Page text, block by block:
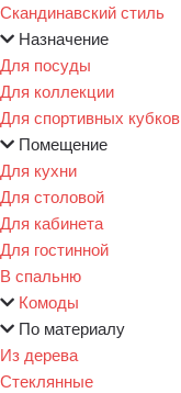
Скандинавский стиль
Назначение
Для посуды
Для коллекции
Для спортивных кубков
Помещение
Для кухни
Для столовой
Для кабинета
Для гостинной
В спальню
Комоды
По материалу
Из дерева
Стеклянные